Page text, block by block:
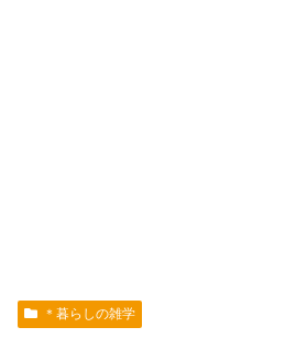
＊暮らしの雑学